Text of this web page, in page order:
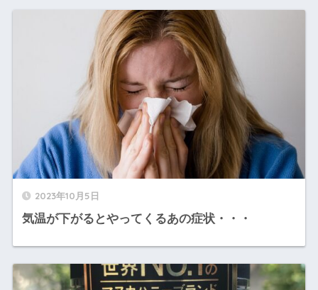
2023年10月5日
気温が下がるとやってくるあの症状・・・